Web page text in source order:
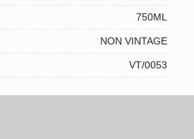
750ML
NON VINTAGE
VT/0053